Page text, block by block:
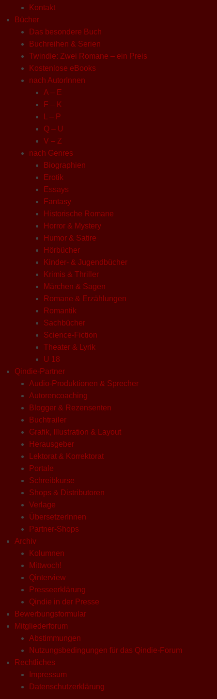
Kontakt
Bücher
Das besondere Buch
Buchreihen & Serien
Twindie: Zwei Romane – ein Preis
Kostenlose eBooks
nach AutorInnen
A – E
F – K
L – P
Q – U
V – Z
nach Genres
Biographien
Erotik
Essays
Fantasy
Historische Romane
Horror & Mystery
Humor & Satire
Hörbücher
Kinder- & Jugendbücher
Krimis & Thriller
Märchen & Sagen
Romane & Erzählungen
Romantik
Sachbücher
Science-Fiction
Theater & Lyrik
U 18
Qindie-Partner
Audio-Produktionen & Sprecher
Autorencoaching
Blogger & Rezensenten
Buchtrailer
Grafik, Illustration & Layout
Herausgeber
Lektorat & Korrektorat
Portale
Schreibkurse
Shops & Distributoren
Verlage
ÜbersetzerInnen
Partner-Shops
Archiv
Kolumnen
Mittwoch!
Qinterview
Presseerklärung
Qindie in der Presse
Bewerbungsformular
Mitgliederforum
Abstimmungen
Nutzungsbedingungen für das Qindie-Forum
Rechtliches
Impressum
Datenschutzerklärung